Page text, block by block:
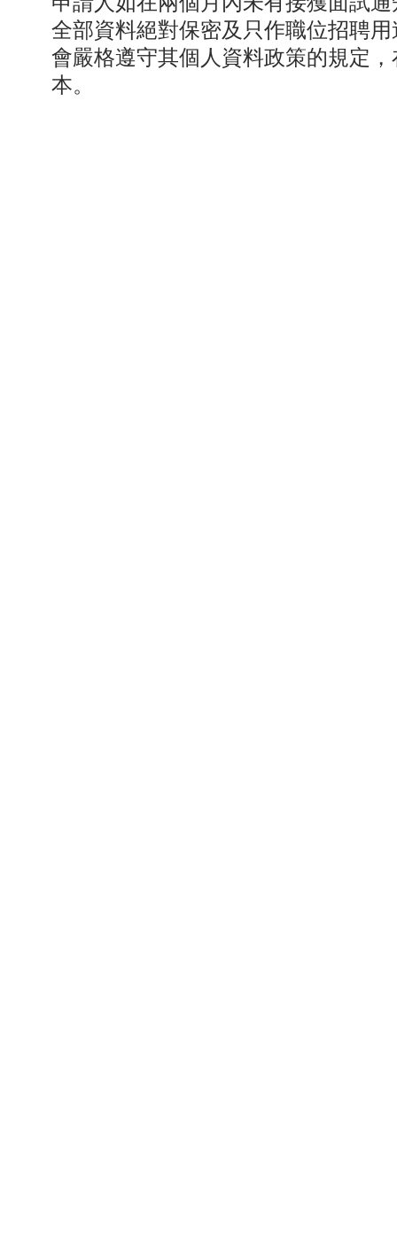
全部資料絕對保密及只作職位招聘
會嚴格遵守其個人資料政策的規定
本。